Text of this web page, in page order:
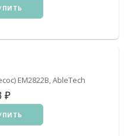
EM2822B, AbleTech
₽